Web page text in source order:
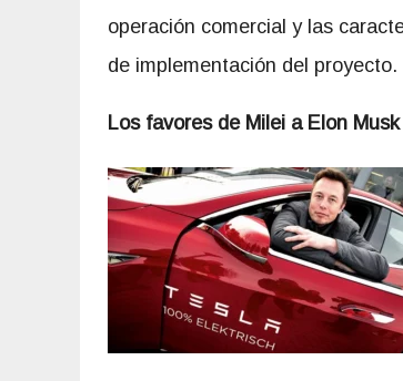
operación comercial y las
de implementación del proyecto.
Los favores deMilei aElon Musk